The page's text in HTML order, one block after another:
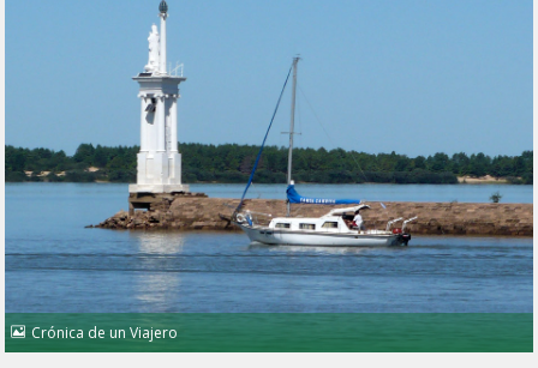
Crónica de un Viajero